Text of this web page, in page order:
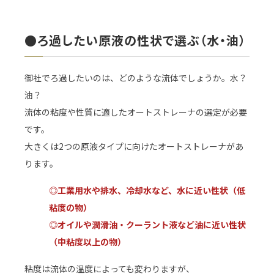
●ろ過したい原液の性状で選ぶ（水・油）
御社でろ過したいのは、どのような流体でしょうか。水？
油？
流体の粘度や性質に適したオートストレーナの選定が必要
です。
大きくは2つの原液タイプに向けたオートストレーナがあ
ります。
◎工業用水や排水、冷却水など、水に近い性状（低
粘度の物）
◎オイルや潤滑油・クーラント液など油に近い性状
（中粘度以上の物）
粘度は流体の温度によっても変わりますが、